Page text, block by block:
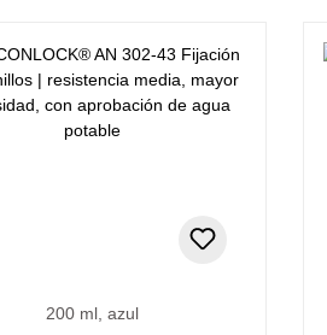
200 ml, azul